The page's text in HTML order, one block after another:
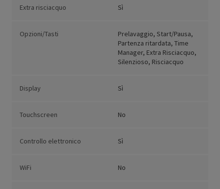
Extra risciacquo Sì
Opzioni/Tasti
Prelavaggio, Start/Pausa,
Partenza ritardata, Time
Manager, Extra Risciacquo,
Silenzioso, Risciacquo
Display Sì
Touchscreen No
Controllo elettronico Sì
WiFi No